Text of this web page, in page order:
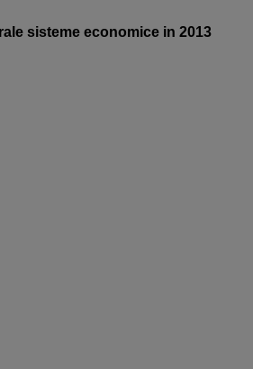
sisteme economice in 2013